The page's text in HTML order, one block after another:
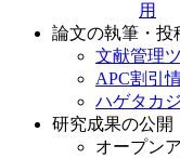
用
論文の執筆・投
文献管理
APC割引
ハゲタカ
研究成果の公開
オープン